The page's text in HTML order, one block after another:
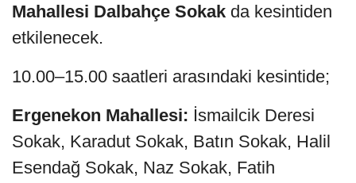
Mahallesi Dalbahçe Sokak da kesintiden
etkilenecek.
10.00–15.00 saatleri arasındaki kesintide;
Ergenekon Mahallesi: İsmailcik Deresi
Sokak, Karadut Sokak, Batın Sokak, Halil
Esendağ Sokak, Naz Sokak, Fatih